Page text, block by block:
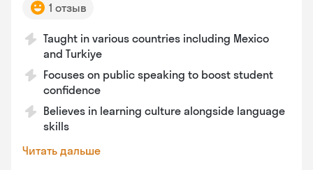
1 отзыв
Taught in various countries including Mexico
and Turkiye
Focuses on public speaking to boost student
confidence
Believes in learning culture alongside language
skills
Читать дальше